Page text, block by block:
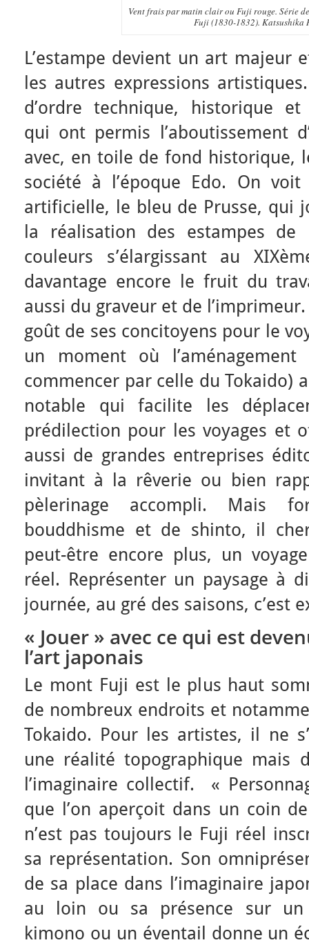
Vent frais par matin clair ou Fuji rouge. Série
Fuji (1830-1832). Katsushika
L’estampe devient un art majeur
les autres expressions
d’ordre technique, historique et
qui ont permis l’aboutissement
avec, en toile de fond historique,
société à l’époque Edo. On
artificielle, le bleu de Prusse, qui
la réalisation des estampes de
couleurs s’élargissant au
davantage encore le fruit du
aussi du graveur et de
goût de ses concitoyens pour le
un moment où
commencer par celle du Tokaido)
notable qui facilite les
prédilection pour les voyages et
aussi de grandes entreprises
invitant à la rêverie ou bien
pèlerinage accompli. Mais
bouddhisme et de shinto, il
peut-être encore plus, un
réel. Représenter un paysage à
journée, au gré des saisons, c’est
« Jouer » avec ce qui est
l’art japonais
Le mont Fuji est le plus haut
de nombreux endroits et
Tokaido. Pour les artistes, il ne
une réalité topographique mais
l’imaginaire collectif. «
que l’on aperçoit dans un coin
n’est pas toujours le Fuji réel
sa représentation. Son
de sa place dans l’imaginaire
au loin ou sa présence sur un
kimono ou un éventail donne un